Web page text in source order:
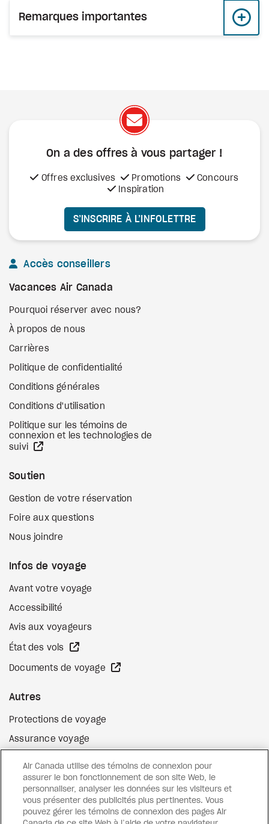
Remarques importantes
On a des offres à vous partager !
Offres exclusives Promotions
Concours
Inspiration
S’INSCRIRE À L’INFOLETTRE
Accès conseillers
Vacances Air Canada
Pourquoi réserver avec nous?
À propos de nous
Carrières
Politique de confidentialité
Conditions générales
Conditions d'utilisation
Politique sur les témoins de
connexion et les technologies de
suivi
Soutien
Gestion de votre réservation
Foire aux questions
Nous joindre
Infos de voyage
Avant votre voyage
Accessibilité
Avis aux voyageurs
État des vols
Documents de voyage
Autres
Protections de voyage
Assurance voyage
Surclassement de vol
Cartes-cadeaux Site Web externe
Air Canada utilise des témoins de connexion pour
assurer le bon fonctionnement de son site Web, le
personnaliser, analyser les données sur les visiteurs et
vous présenter des publicités plus pertinentes. Vous
pouvez gérer les témoins de connexion des pages Air